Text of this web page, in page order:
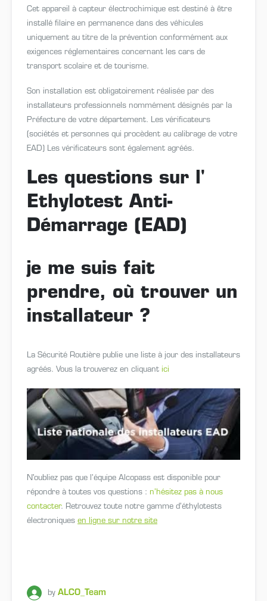
Cet appareil à capteur électrochimique est destiné à être
installé filaire en permanence dans des véhicules
uniquement au titre de la prévention conformément aux
exigences réglementaires concernant les cars de
transport scolaire et de tourisme.
Son installation est obligatoirement réalisée par des
installateurs professionnels nommément désignés par la
Préfecture de votre département. Les vérificateurs
(sociétés et personnes qui procèdent au calibrage de votre
EAD) Les vérificateurs sont également agréés.
Les questions sur l'
Ethylotest Anti-
Démarrage (EAD)
je me suis fait
prendre, où trouver un
installateur ?
La Sécurité Routière publie une liste à jour des installateurs
agréés. Vous la trouverez en cliquant ici
N'oubliez pas que l’équipe Alcopass est disponible pour
répondre à toutes vos questions : n’hésitez pas à nous
contacter. Retrouvez toute notre gamme d’éthylotests
électroniques en ligne sur notre site
by ALCO_Team